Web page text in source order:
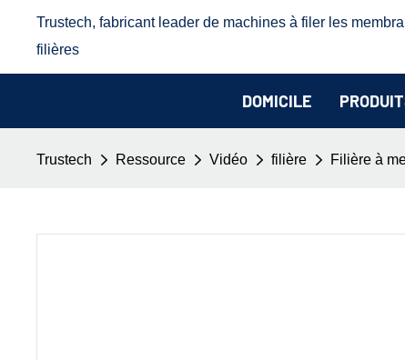
Trustech, fabricant leader de machines à filer les
filières
DOMICILE
Trustech Ressource Vidéo filière Filière à